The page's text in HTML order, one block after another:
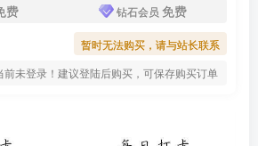
费 钻石会员 免费
暂时无法购买，请与站长联系
前未登录！建议登陆后购买，可保存购买订单